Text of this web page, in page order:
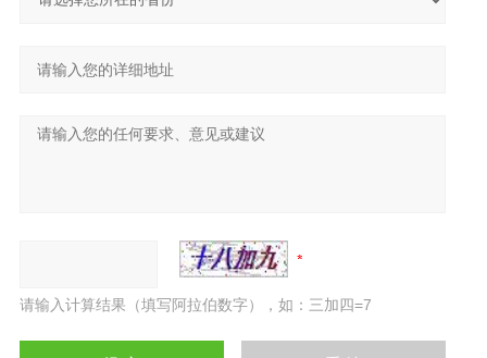
请输入计算结果（填写阿拉伯数字），如：三加四=7